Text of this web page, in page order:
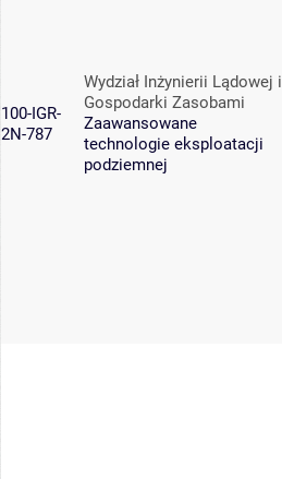
100-IGR-
2N-787
Wydział Inżynierii Lądowej i
Gospodarki Zasobami
Zaawansowane
technologie eksploatacji
podziemnej